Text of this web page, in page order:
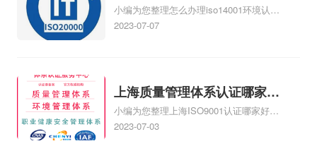
iso14001环境管理体系认证
小编为您整理怎么办理iso14001环境认
证、ISO14001环境管理体系认证的、怎
查看下方正文！
2023-07-07
上海质量管理体系认证哪家
好？上海管理体系认证哪家
好？
小编为您整理上海ISO9001认证哪家好、
上海ISO13485认证哪家好、上海哪家检
2023-07-03